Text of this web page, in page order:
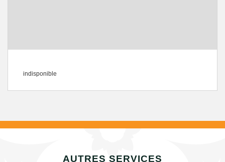
indisponible
AUTRES SERVICES